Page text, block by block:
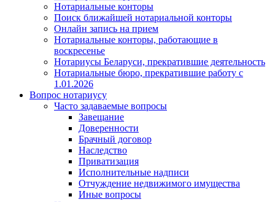
Нотариальные конторы
Поиск ближайшей нотариальной конторы
Онлайн запись на прием
Нотариальные конторы, работающие в
воскресенье
Нотариусы Беларуси, прекратившие деятельность
Нотариальные бюро, прекратившие работу с
1.01.2026
Вопрос нотариусу
Часто задаваемые вопросы
Завещание
Доверенности
Брачный договор
Наследство
Приватизация
Исполнительные надписи
Отчуждение недвижимого имущества
Иные вопросы